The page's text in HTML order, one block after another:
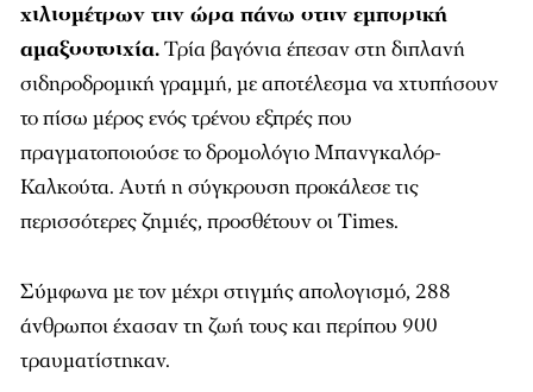
χιλιομέτρων την ώρα πάνω στην εμπορική
αμαξοστοιχία.Τρία βαγόνια έπεσαν στη διπλανή
σιδηροδρομική γραμμή, με αποτέλεσμα να χτυπήσουν
το πίσω μέρος ενός τρένου εξπρές που
πραγματοποιούσε το δρομολόγιο Μπανγκαλόρ-
Καλκούτα. Αυτή η σύγκρουση προκάλεσε τις
περισσότερες ζημιές, προσθέτουν οι Times.
Σύμφωνα με τον μέχρι στιγμής απολογισμό, 288
άνθρωποι έχασαν τη ζωή τους και περίπου 900
τραυματίστηκαν.